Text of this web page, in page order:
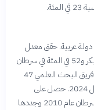
علاج المركز أكثر من 15000 مريض سنوياً من 25 دولة عربية. حقق معدل
شفاء بلغ 68 في المئة في حالات سرطان الثدي المبكر و52 في المئة في سرطان
الرئة، مقابل المتوسط العالمي 45 في المئة. أجرى فريق البحث العلمي 47
دراسة محكمة نُشرت في مجلات طبية عالمية خلال 2024. حصل على
شهادة الاعتماد الدولي من المنظمة الأمريكية للسرطان عام 2010 وجددها